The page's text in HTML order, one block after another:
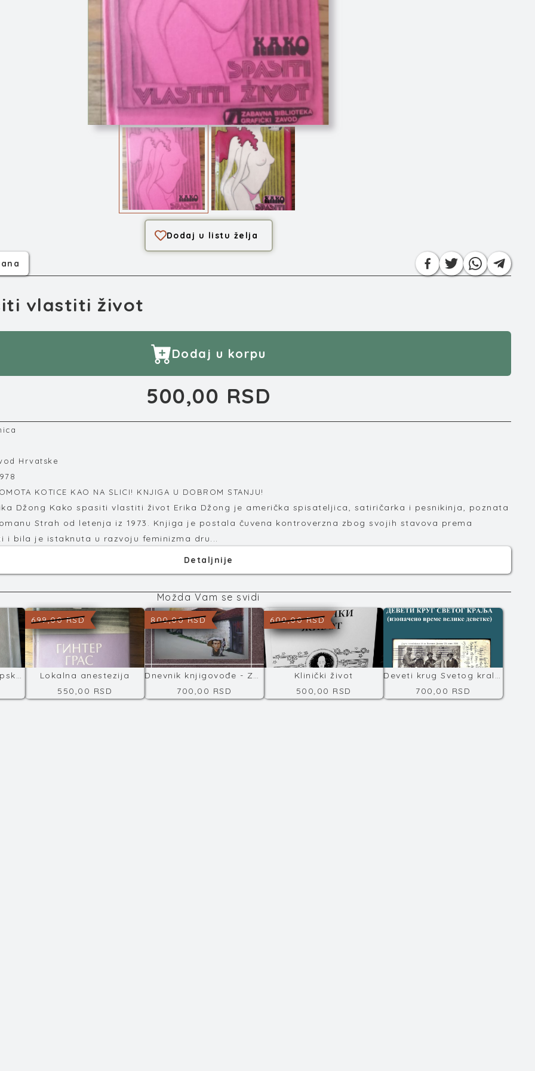
Kako spasiti vlast...
Dodaj u listu želja
vlastiti život
Dodaj u korpu
500,00 RSD
Hrvatske
KOTICE KAO NA SLICI! KNJIGA U DOBROM STANJU!
Džong Kako spasiti vlastiti život Erika Džong je američka spisateljica, satiričarka i pesnikinja, poznata
Strah od letenja iz 1973. Knjiga je postala čuvena kontroverzna zbog svojih stavova prema
i bila je istaknuta u razvoju feminizma dru...
Detaljnije
Možda Vam se svidi
Antologija novije srpske književnosti
699,00 RSD
Lokalna anestezija
550,00 RSD
800,00 RSD
Dnevnik knjigovođe - Završni račun
700,00 RSD
600,00 RSD
Klinički život
500,00 RSD
Deveti krug Svetog kralja
700,00 RSD